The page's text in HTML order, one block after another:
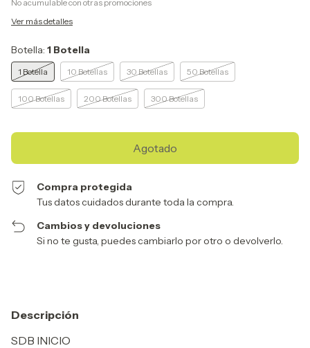
No acumulable con otras promociones
Ver más detalles
Botella: 1 Botella
1 Botella 10 Botellas 30 Botellas 50 Botellas
100 Botellas 200 Botellas 300 Botellas
Compra protegida
Tus datos cuidados durante toda la compra.
Cambios y devoluciones
Si no te gusta, puedes cambiarlo por otro o devolverlo.
Descripción
SDB INICIO